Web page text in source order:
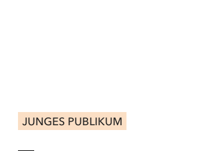
JUNGES PUBLIKUM